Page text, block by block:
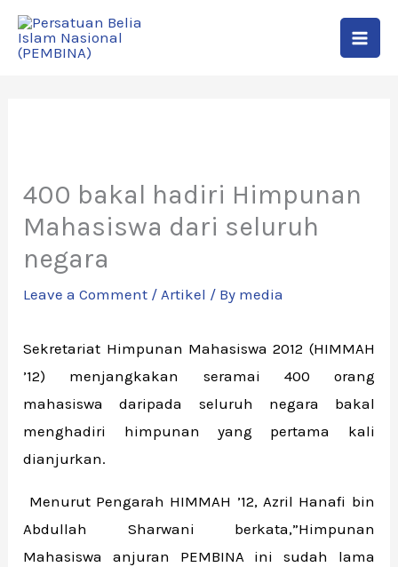
Skip
400 bakal hadiri Himpunan
Mahasiswa dari seluruh
negara
Leave a Comment /Artikel / By media
Sekretariat Himpunan Mahasiswa 2012 (HIMMAH
’12) menjangkakan seramai 400 orang
mahasiswa daripada seluruh negara bakal
menghadiri himpunan yang pertama kali
dianjurkan.
Menurut Pengarah HIMMAH ’12, Azril Hanafi bin
Abdullah Sharwani berkata,”Himpunan
Mahasiswa anjuran PEMBINA ini sudah lama